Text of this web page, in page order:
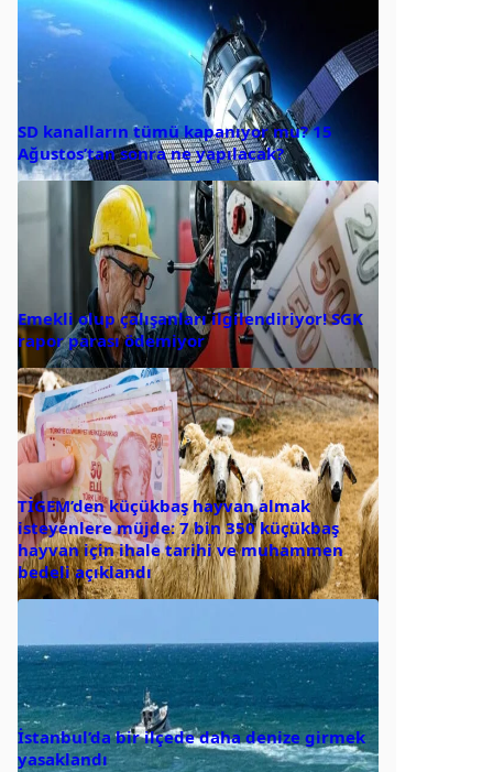
SD kanalların tümü kapanıyor mu? 15
Ağustos’tan sonra ne yapılacak?
Emekli olup çalışanları ilgilendiriyor! SGK
rapor parası ödemiyor
TİGEM’den küçükbaş hayvan almak
isteyenlere müjde: 7 bin 350 küçükbaş
hayvan için ihale tarihi ve muhammen
bedeli açıklandı
İstanbul’da bir ilçede daha denize girmek
yasaklandı